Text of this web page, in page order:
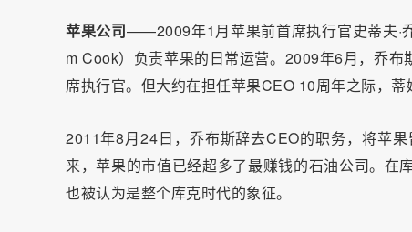
苹果公司——2009年1月苹果前首席执行官史蒂夫·
m Cook）负责苹果的日常运营。2009年6月，乔
席执行官。但大约在担任苹果CEO 10周年之际，蒂
2011年8月24日，乔布斯辞去CEO的职务，将苹
来，苹果的市值已经超多了最赚钱的石油公司。
也被认为是整个库克时代的象征。